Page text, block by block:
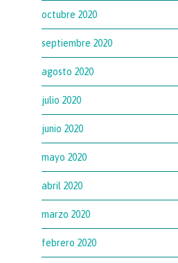
octubre 2020
septiembre 2020
agosto 2020
julio 2020
junio 2020
mayo 2020
abril 2020
marzo 2020
febrero 2020